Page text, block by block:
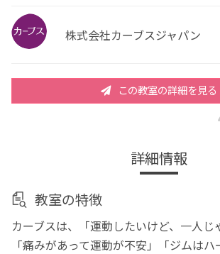
株式会社カーブスジャパン
この教室の詳細を見る
詳細情報
教室の特徴
カーブスは、「運動したいけど、一人じ
「痛みがあって運動が不安」「ジムはハ